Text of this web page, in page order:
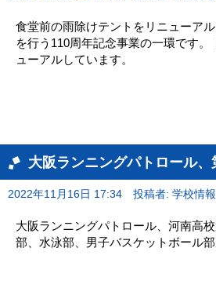
食堂前の雨除けテントをリニューア
を行う110周年記念事業の一環です。
ューアルしています。
大阪ランニングパトロール、
2022年11月16日 17:34 投稿者: 学校情
大阪ランニングパトロール、河南高
部、水泳部、男子バスケットボール部